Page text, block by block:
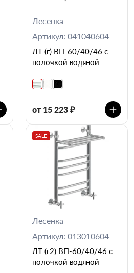
Лесенка
Артикул: 041040604
ЛТ (г) ВП-60/40/46 с
полочкой водяной
от 15 223 ₽
SALE
Лесенка
Артикул: 013010604
ЛТ (г2) ВП-60/40/46 с
полочкой водяной